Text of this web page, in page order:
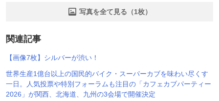
写真を全て見る（1枚）
関連記事
【画像7枚】シルバーが渋い！
世界生産1億台以上の国民的バイク・スーパーカブを味わい尽くす
一日。人気投票や特別フォーラムも注目の「カフェカブパーティー
2026」が関西、北海道、九州の3会場で開催決定